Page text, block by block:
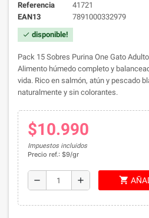
Referencia
41721
EAN13
7891000332979
check disponible!
Pack 15 Sobres Purina One Gato
Alimento húmedo completo y
vida. Rico en salmón, atún y pescado
naturalmente y sin colorantes.
$10.990
Impuestos incluidos
Precio ref.: $9/gr
remove add shopping_cart